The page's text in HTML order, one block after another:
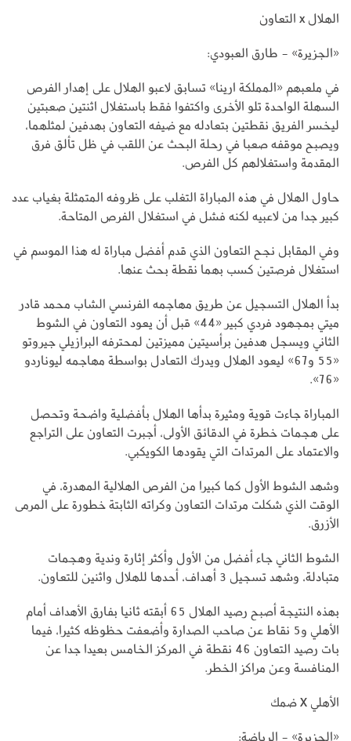
الهلال x التعاون
«الجزيرة» - طارق العبودي:
في ملعبهم «المملكة ارينا» تسابق لاعبو الهلال على إهدار الفرص
السهلة الواحدة تلو الأخرى واكتفوا فقط باستغلال اثنتين صعبتين
ليخسر الفريق نقطتين بتعادله مع ضيفه التعاون بهدفين لمثلهما،
ويصبح موقفه صعبا في رحلة البحث عن اللقب في ظل تألق فرق
المقدمة واستغلالهم كل الفرص.
حاول الهلال في هذه المباراة التغلب على ظروفه المتمثلة بغياب عدد
كبير جدا من لاعبيه لكنه فشل في استغلال الفرص المتاحة.
وفي المقابل نجح التعاون الذي قدم أفضل مباراة له هذا الموسم في
استغلال فرصتين كسب بهما نقطة بحث عنها.
بدأ الهلال التسجيل عن طريق مهاجمه الفرنسي الشاب محمد قادر
ميتي بمجهود فردي كبير «44» قبل أن يعود التعاون في الشوط
الثاني ويسجل هدفين برأسيتين مميزتين لمحترفه البرازيلي جيروتو
«55 و67» ليعود الهلال ويدرك التعادل بواسطة مهاجمه ليوناردو
«76».
المباراة جاءت قوية ومثيرة بدأها الهلال بأفضلية واضحة وتحصل
على هجمات خطرة في الدقائق الأولى، أجبرت التعاون على التراجع
والاعتماد على المرتدات التي يقودها الكويكبي.
وشهد الشوط الأول كما كبيرا من الفرص الهلالية المهدرة، في
الوقت الذي شكلت مرتدات التعاون وكراته الثابتة خطورة على المرمى
الأزرق.
الشوط الثاني جاء أفضل من الأول وأكثر إثارة وندية وهجمات
متبادلة، وشهد تسجيل 3 أهداف، أحدها للهلال واثنين للتعاون.
بهذه النتيجة أصبح رصيد الهلال 65 أبقته ثانيا بفارق الأهداف أمام
الأهلي و5 نقاط عن صاحب الصدارة وأضعفت حظوظه كثيرا، فيما
بات رصيد التعاون 46 نقطة في المركز الخامس بعيدا جدا عن
المنافسة وعن مراكز الخطر.
الأهلي X ضمك
«الجزيرة» - الرياضة: